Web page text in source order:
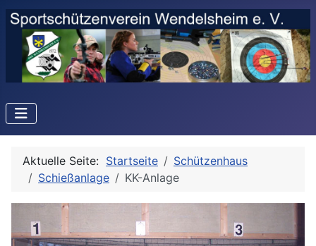
Aktuelle Seite: Startseite
Schützenhaus
Schießanlage
KK-Anlage